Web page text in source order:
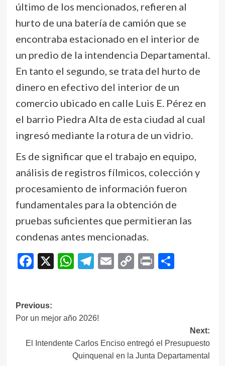
último de los mencionados, refieren al
hurto de una batería de camión que se
encontraba estacionado en el interior de
un predio de la intendencia Departamental.
En tanto el segundo, se trata del hurto de
dinero en efectivo del interior de un
comercio ubicado en calle Luis E. Pérez en
el barrio Piedra Alta de esta ciudad al cual
ingresó mediante la rotura de un vidrio.
Es de significar que el trabajo en equipo,
análisis de registros fílmicos, colección y
procesamiento de información fueron
fundamentales para la obtención de
pruebas suficientes que permitieran las
condenas antes mencionadas.
Facebook
X WhatsApp
Telegram
EmailCopy
Print
Navegación
de
entradas
Previous:
Por un mejor año 2026!
Next:
El Intendente Carlos Enciso entregó el Presupuesto
Quinquenal en la Junta Departamental